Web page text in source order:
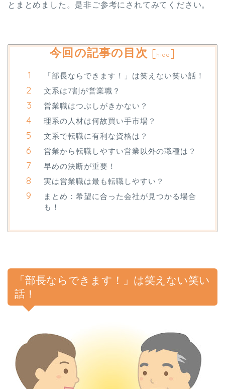
とまとめました。是非ご参考にされてみてください。
今回の記事の目次 [hide ]
「部長ならできます！」は笑えない笑い話！
文系は7割が営業職？
営業職はつぶしがきかない？
理系の人材は何故買い手市場？
文系で転職に有利な資格は？
営業から転職しやすい営業以外の職種は？
早めの決断が重要！
実は営業職は最も転職しやすい？
まとめ：希望に合った会社が見つかる場合
も！
「部長ならできます！」は笑えない笑い
話！